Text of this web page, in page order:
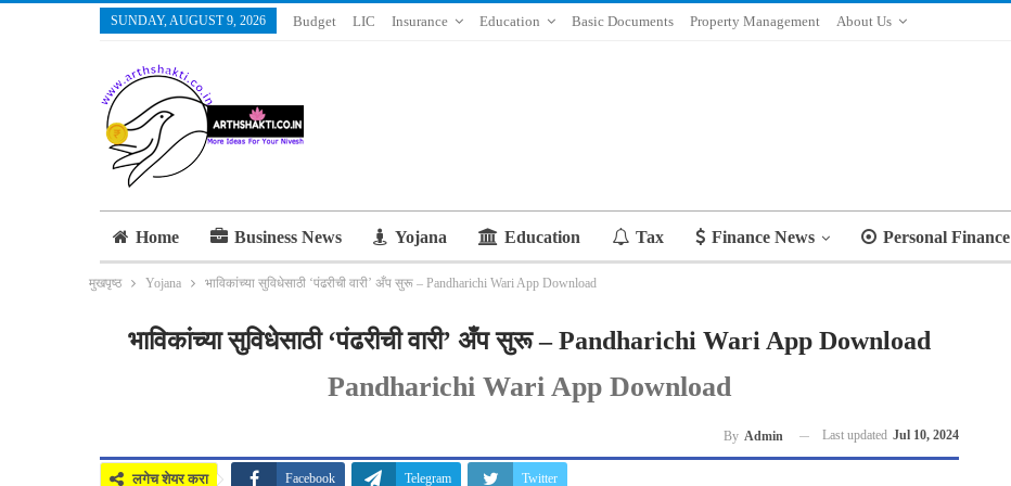
SUNDAY, AUGUST 9, 2026 Budget LIC Insurance Education Basic Documents Property Management About Us
Home Business News Yojana Education Tax Finance News Personal Finance
मुखपृष्ठ Yojana भाविकांच्या सुविधेसाठी ‘पंढरीची वारी’ अँप सुरू – Pandharichi Wari App Download
भाविकांच्या सुविधेसाठी ‘पंढरीची वारी’ अँप सुरू – Pandharichi Wari App Download
Pandharichi Wari App Download
By Admin Last updated Jul 10, 2024
लगेच शेयर करा Facebook Telegram Twitter